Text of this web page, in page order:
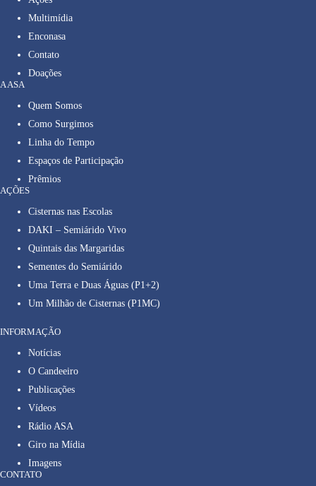
Multimídia
Enconasa
Contato
Doações
A ASA
Quem Somos
Como Surgimos
Linha do Tempo
Espaços de Participação
Prêmios
AÇÕES
Cisternas nas Escolas
DAKI – Semiárido Vivo
Quintais das Margaridas
Sementes do Semiárido
Uma Terra e Duas Águas (P1+2)
Um Milhão de Cisternas (P1MC)
INFORMAÇÃO
Notícias
O Candeeiro
Publicações
Vídeos
Rádio ASA
Giro na Mídia
Imagens
CONTATO